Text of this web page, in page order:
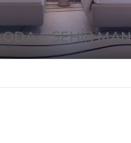
ODA – ŞEHİR